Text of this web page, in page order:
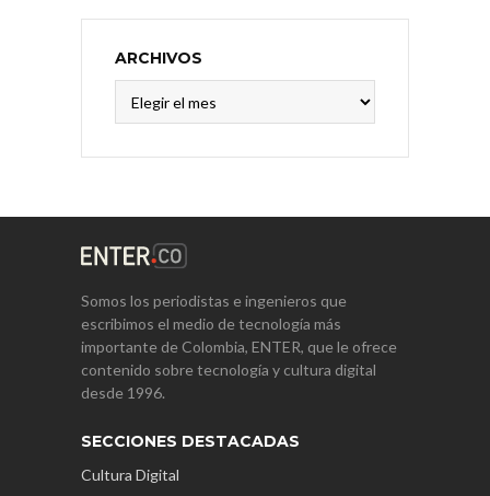
ARCHIVOS
Somos los periodistas e ingenieros que
escribimos el medio de tecnología más
importante de Colombia, ENTER, que le ofrece
contenido sobre tecnología y cultura digital
desde 1996.
SECCIONES DESTACADAS
Cultura Digital